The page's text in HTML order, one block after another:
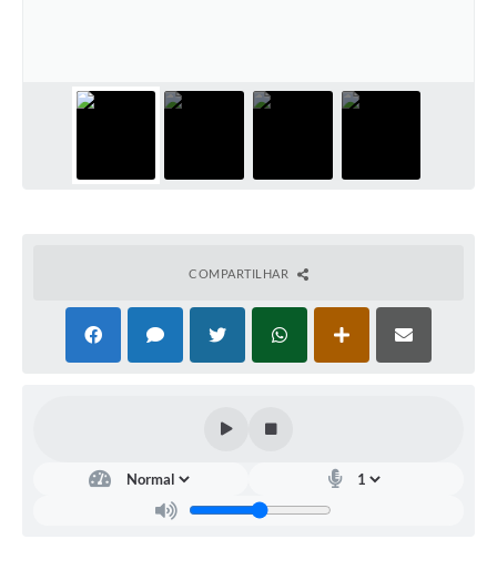
Notícias
Sistema de Bibliotecas Públicas
Atribuição de Aulas
Contas Públicas
COMPARTILHAR